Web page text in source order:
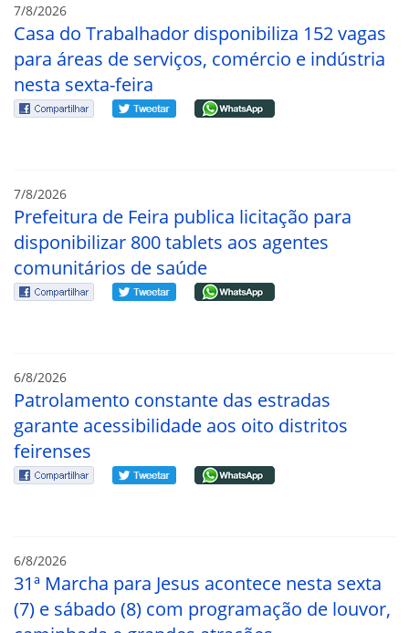
7/8/2026
Casa do Trabalhador disponibiliza 152 vagas
para áreas de serviços, comércio e indústria
nesta sexta-feira
7/8/2026
Prefeitura de Feira publica licitação para
disponibilizar 800 tablets aos agentes
comunitários de saúde
6/8/2026
Patrolamento constante das estradas
garante acessibilidade aos oito distritos
feirenses
6/8/2026
31ª Marcha para Jesus acontece nesta sexta
(7) e sábado (8) com programação de louvor,